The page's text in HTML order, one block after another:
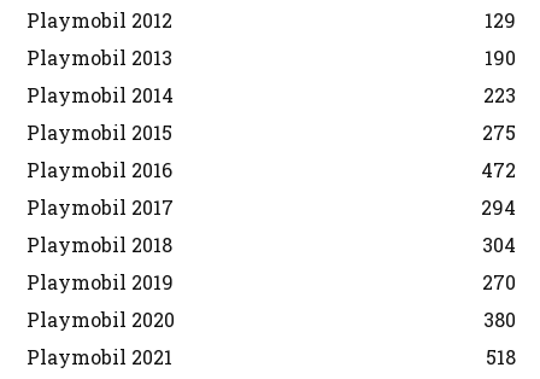
Playmobil 2012
129
Playmobil 2013
190
Playmobil 2014
223
Playmobil 2015
275
Playmobil 2016
472
Playmobil 2017
294
Playmobil 2018
304
Playmobil 2019
270
Playmobil 2020
380
Playmobil 2021
518